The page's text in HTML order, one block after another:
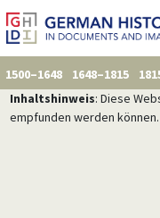
1500–1648 1648–1815
Inhaltshinweis: Diese
empfunden werden können.